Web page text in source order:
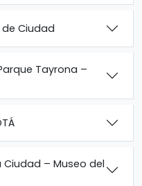
de Ciudad
Tayrona –
Ciudad – Museo del